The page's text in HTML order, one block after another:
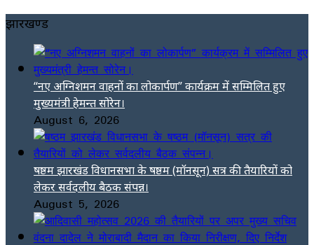
झारखण्ड
“नए अग्निशमन वाहनों का लोकार्पण” कार्यक्रम में सम्मिलित हुए
मुख्यमंत्री हेमन्त सोरेन।
August 6, 2026
षष्ठम झारखंड विधानसभा के षष्ठम (मॉनसून) सत्र की तैयारियों को
लेकर सर्वदलीय बैठक संपन्न।
August 5, 2026